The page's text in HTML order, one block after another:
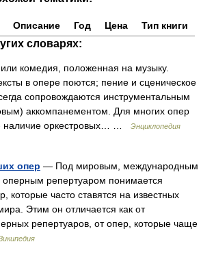
Описание Год Цена Тип книги
словарях:
комедия, положенная на музыку.
в опере поются; пение и сценическое
сопровождаются инструментальным
аккомпанементом. Для многих опер
наличие оркестровых… …
Энциклопедия
опер — Под мировым, международным
оперным репертуаром понимается
которые часто ставятся на известных
Этим он отличается как от
репертуаров, от опер, которые чаще